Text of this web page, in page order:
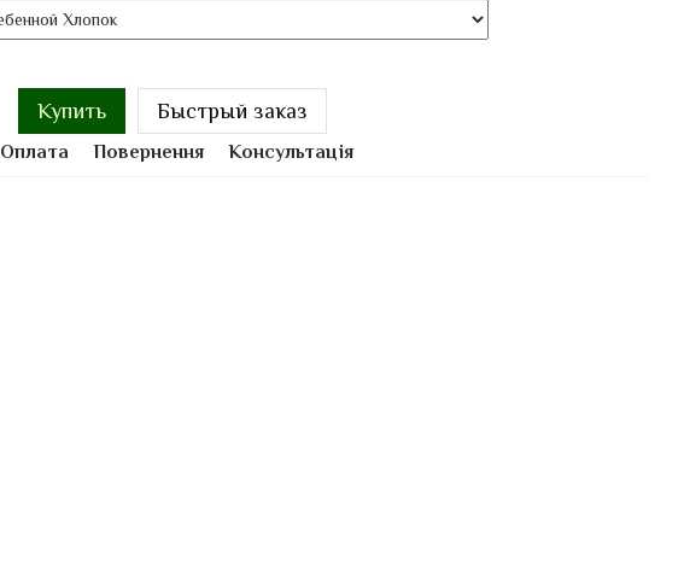
Купить Быстрый заказ
Оплата Повернення Консультація